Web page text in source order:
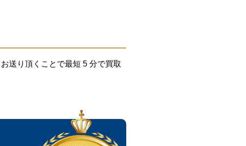
送り頂くことで最短 5 分で買取